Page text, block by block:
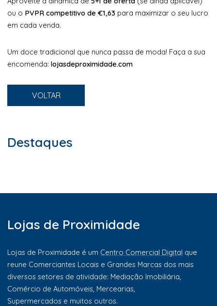
ou o PVPR competitivo de €1,63 para maximizar o seu lucro
em cada venda.
Um doce tradicional que nunca passa de moda! Faça a sua
encomenda: lojasdeproximidade.com
VOLTAR
Destaques
Lojas de Proximidade
Lojas de Proximidade é um Centro Comercial Digital que
reune Comerciantes Locais e Grandes Marcas dos mais
diversos setores de atividade: Mediação Imobiliária,
Comércio de Automóveis, Mercearias,
Supermercados e muitos outros.